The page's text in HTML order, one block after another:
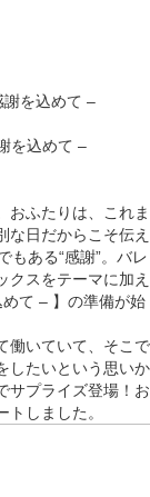
を込めて –
おふたりは、これま
な日だからこそ伝え
もある“感謝”。バレ
クスをテーマに加え
て – 】の準備が始
働いていて、そこで
したいという思いか
サプライズ登場！お
しました。